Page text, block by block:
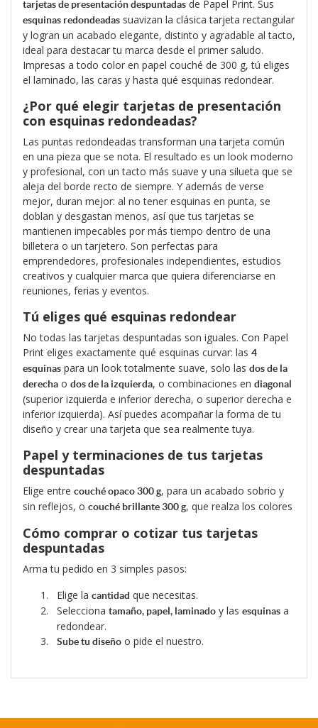
tarjetas de presentación despuntadas de Papel Print. Sus
esquinas redondeadas suavizan la clásica tarjeta rectangular
y logran un acabado elegante, distinto y agradable al tacto,
ideal para destacar tu marca desde el primer saludo.
Impresas a todo color en papel couché de 300 g, tú eliges
el laminado, las caras y hasta qué esquinas redondear.
¿Por qué elegir tarjetas de presentación
con esquinas redondeadas?
Las puntas redondeadas transforman una tarjeta común
en una pieza que se nota. El resultado es un look moderno
y profesional, con un tacto más suave y una silueta que se
aleja del borde recto de siempre. Y además de verse
mejor, duran mejor: al no tener esquinas en punta, se
doblan y desgastan menos, así que tus tarjetas se
mantienen impecables por más tiempo dentro de una
billetera o un tarjetero. Son perfectas para
emprendedores, profesionales independientes, estudios
creativos y cualquier marca que quiera diferenciarse en
reuniones, ferias y eventos.
Tú eliges qué esquinas redondear
No todas las tarjetas despuntadas son iguales. Con Papel
Print eliges exactamente qué esquinas curvar: las 4
esquinas para un look totalmente suave, solo las dos de la
derecha o dos de la izquierda, o combinaciones en diagonal
(superior izquierda e inferior derecha, o superior derecha e
inferior izquierda). Así puedes acompañar la forma de tu
diseño y crear una tarjeta que sea realmente tuya.
Papel y terminaciones de tus tarjetas
despuntadas
Elige entre couché opaco 300 g, para un acabado sobrio y
sin reflejos, o couché brillante 300 g, que realza los colores
Cómo comprar o cotizar tus tarjetas
despuntadas
Arma tu pedido en 3 simples pasos:
Elige la cantidad que necesitas.
Selecciona tamaño, papel, laminado y las esquinas a
redondear.
Sube tu diseño o pide el nuestro.